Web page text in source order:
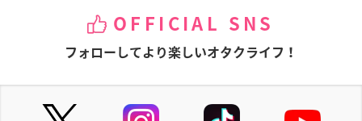
OFFICIAL SNS
フォローしてより楽しいオタクライフ！